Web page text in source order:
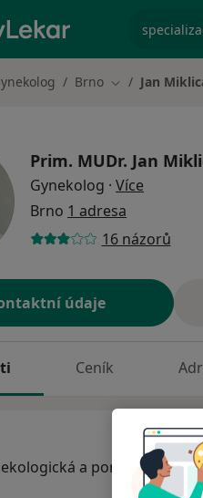
Brno Změna města
Jan
Prim. MUDr. Jan
Gynekolog · Více
Brno 1 adresa
16 názorů
údaje
Ceník
a porodnická